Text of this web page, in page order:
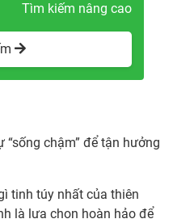
Tìm kiếm nâng cao
chậm” để tận hưởng
tinh túy nhất của thiên
là lựa chọn hoàn hảo để